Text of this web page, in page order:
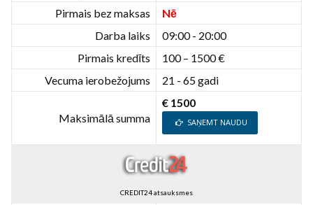
Pirmais bez maksas
Nē
Darba laiks
09:00 - 20:00
Pirmais kredīts
100 – 1500 €
Vecuma ierobežojums
21 - 65 gadi
Maksimālā summa
€ 1500
SAŅEMT NAUDU
CREDIT24 atsauksmes